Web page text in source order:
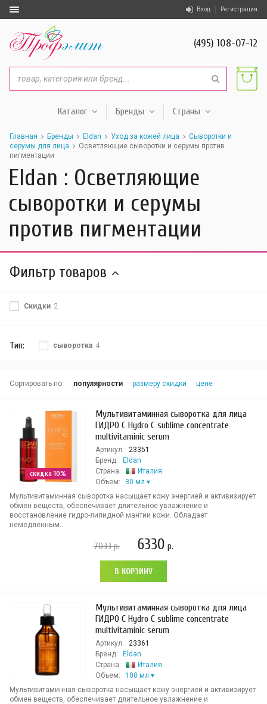
Вход Регистрация
(495) 108-07-12
Каталог Бренды Страны
Главная Бренды Eldan Уход за кожей лица
Сыворотки и
серумы для лица
Осветляющие сыворотки и серумы против
пигментации
Eldan : Осветляющие
сыворотки и серумы
против пигментации
Фильтр товаров
Скидки 2
Тип: сыворотка 4
Сортировать по: популярности размеру скидки цене
скидка 10%
Мультивитаминная сыворотка для лица
ГИДРО С Hydro C sublime concentrate
multivitaminic serum
Артикул:
23351
Бренд:
Eldan
Страна:
Италия
Объем:
30 мл
Мультивитаминная сыворотка насыщает кожу энергией и активизирует
обмен веществ, обеспечивает длительное увлажнение и
восстановление гидро-липидной мантии кожи. Обладает
немедленным...
7033р. 6330 р.
В КОРЗИНУ
Мультивитаминная сыворотка для лица
ГИДРО С Hydro C sublime concentrate
multivitaminic serum
Артикул:
23361
Бренд:
Eldan
Страна:
Италия
Объем:
100 мл
Мультивитаминная сыворотка насыщает кожу энергией и активизирует
обмен веществ, обеспечивает длительное увлажнение и